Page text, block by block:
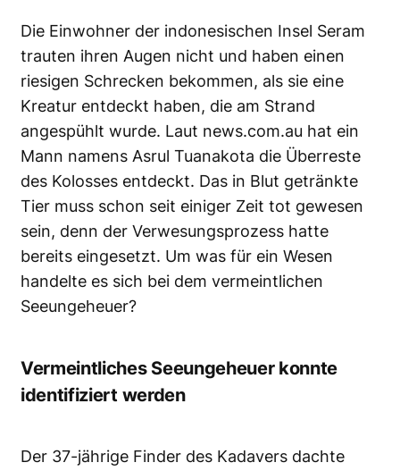
Die Einwohner der indonesischen Insel Seram
trauten ihren Augen nicht und haben einen
riesigen Schrecken bekommen, als sie eine
Kreatur entdeckt haben, die am Strand
angespühlt wurde. Laut news.com.au hat ein
Mann namens Asrul Tuanakota die Überreste
des Kolosses entdeckt. Das in Blut getränkte
Tier muss schon seit einiger Zeit tot gewesen
sein, denn der Verwesungsprozess hatte
bereits eingesetzt. Um was für ein Wesen
handelte es sich bei dem vermeintlichen
Seeungeheuer?
Vermeintliches Seeungeheuer konnte
identifiziert werden
Der 37-jährige Finder des Kadavers dachte